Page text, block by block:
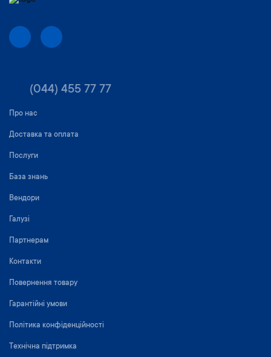
(044) 455 77 77
Про нас
Доставка та оплата
Послуги
База знань
Вендори
Галузі
Партнерам
Контакти
Повернення товару
Гарантійні умови
Політика конфіденційності
Технічна підтримка